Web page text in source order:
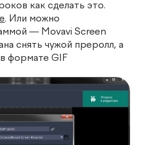
как сделать это.
. Или можно
— Movavi Screen
снять чужой преролл, а
формате GIF